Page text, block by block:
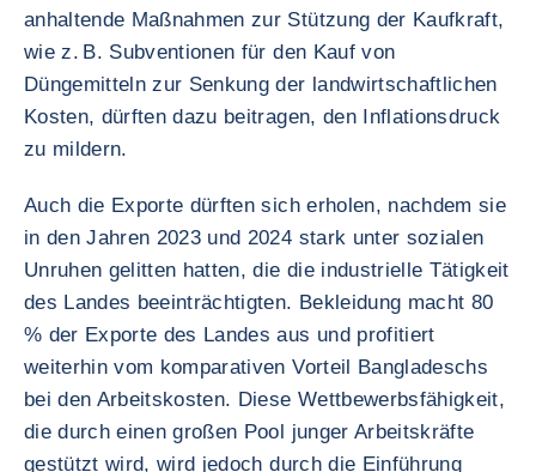
anhaltende Maßnahmen zur Stützung der Kaufkraft,
wie z. B. Subventionen für den Kauf von
Düngemitteln zur Senkung der landwirtschaftlichen
Kosten, dürften dazu beitragen, den Inflationsdruck
zu mildern.
Auch die Exporte dürften sich erholen, nachdem sie
in den Jahren 2023 und 2024 stark unter sozialen
Unruhen gelitten hatten, die die industrielle Tätigkeit
des Landes beeinträchtigten. Bekleidung macht 80
% der Exporte des Landes aus und profitiert
weiterhin vom komparativen Vorteil Bangladeschs
bei den Arbeitskosten. Diese Wettbewerbsfähigkeit,
die durch einen großen Pool junger Arbeitskräfte
gestützt wird, wird jedoch durch die Einführung